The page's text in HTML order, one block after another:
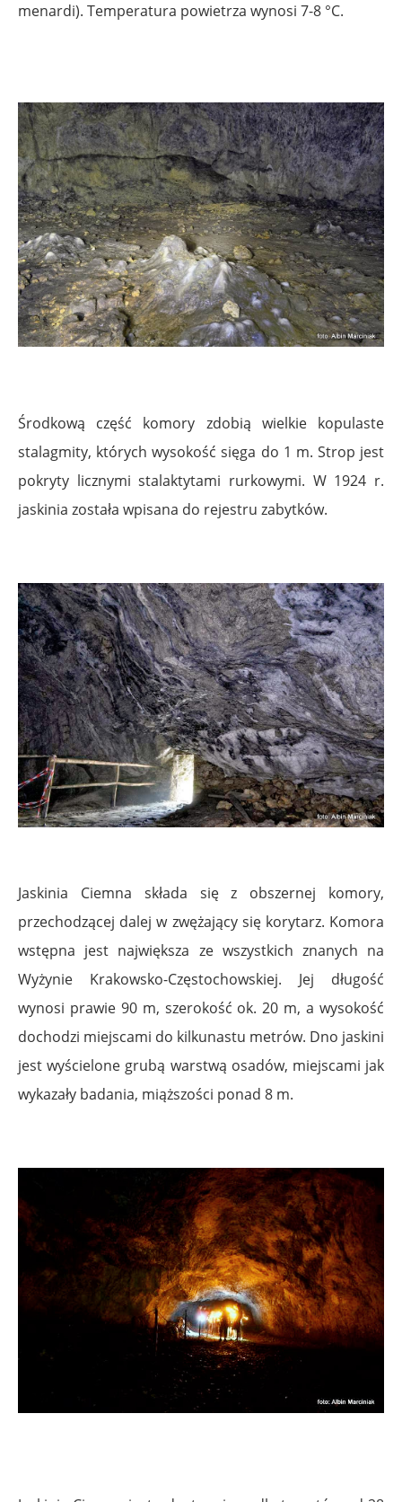
menardi). Temperatura powietrza wynosi 7-8 °C.
Środkową część komory zdobią wielkie kopulaste
stalagmity, których wysokość sięga do 1 m. Strop jest
pokryty licznymi stalaktytami rurkowymi. W 1924 r.
jaskinia została wpisana do rejestru zabytków.
Jaskinia Ciemna składa się z obszernej komory,
przechodzącej dalej w zwężający się korytarz. Komora
wstępna jest największa ze wszystkich znanych na
Wyżynie Krakowsko-Częstochowskiej. Jej długość
wynosi prawie 90 m, szerokość ok. 20 m, a wysokość
dochodzi miejscami do kilkunastu metrów. Dno jaskini
jest wyścielone grubą warstwą osadów, miejscami jak
wykazały badania, miąższości ponad 8 m.